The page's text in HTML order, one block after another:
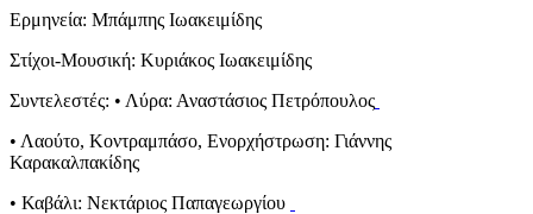
Ερμηνεία: Μπάμπης Ιωακειμίδης
Στίχοι-Μουσική: Κυριάκος Ιωακειμίδης
Συντελεστές: • Λύρα: Αναστάσιος Πετρόπουλος
• Λαούτο, Κοντραμπάσο, Ενορχήστρωση: Γιάννης
Καρακαλπακίδης
• Καβάλι: Νεκτάριος Παπαγεωργίου